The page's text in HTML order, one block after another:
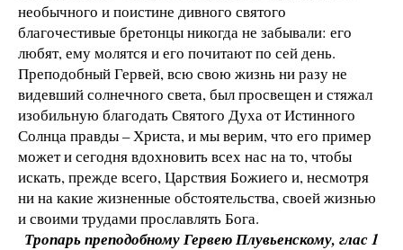
необычного и поистине дивного святого
благочестивые бретонцы никогда не забывали: его
любят, ему молятся и его почитают по сей день.
Преподобный Гервей, всю свою жизнь ни разу не
видевший солнечного света, был просвещен и стяжал
изобильную благодать Святого Духа от Истинного
Солнца правды – Христа, и мы верим, что его пример
может и сегодня вдохновить всех нас на то, чтобы
искать, прежде всего, Царствия Божиего и, несмотря
ни на какие жизненные обстоятельства, своей жизнью
и своими трудами прославлять Бога.
Тропарь преподобному Гервею Плувьенскому, глас 1